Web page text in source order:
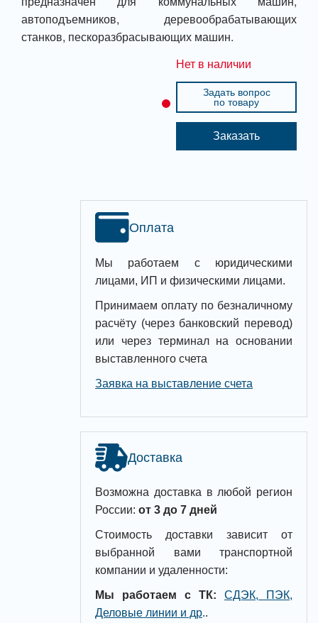
автоподъемников, деревообрабатывающих
станков, пескоразбрасывающих машин.
Нет в наличии
Задать вопрос
по товару
Заказать
Оплата
Мы работаем с юридическими
лицами, ИП и физическими лицами.
Принимаем оплату по безналичному
расчёту (через банковский перевод)
или через терминал на основании
выставленного счета
Заявка на выставление счета
Доставка
Возможна доставка в любой регион
России: от 3 до 7 дней
Стоимость доставки зависит от
выбранной вами транспортной
компании и удаленности:
Мы работаем с ТК:
СДЭК, ПЭК,
Деловые линии и др..